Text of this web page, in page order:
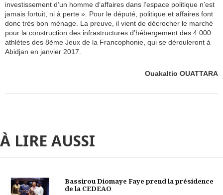
investissement d’un homme d’affaires dans l’espace politique n’est
jamais fortuit, ni à perte ». Pour le député, politique et affaires font
donc très bon ménage. La preuve, il vient de décrocher le marché
pour la construction des infrastructures d’hébergement des 4 000
athlètes des 8ème Jeux de la Francophonie, qui se dérouleront à
Abidjan en janvier 2017.
Ouakaltio OUATTARA
À LIRE AUSSI
Bassirou Diomaye Faye prend la présidence
de la CEDEAO